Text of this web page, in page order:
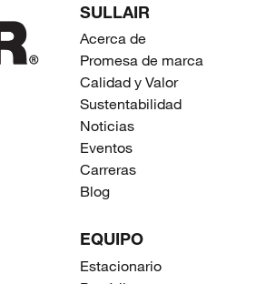
SULLAIR
Acerca de
Promesa de marca
Calidad y Valor
Sustentabilidad
Noticias
Eventos
Carreras
Blog
EQUIPO
Estacionario